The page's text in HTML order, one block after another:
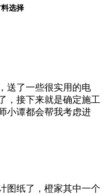
选择
送了一些很实用的电
，接下来就是确定施工
小谭都会帮我考虑进
图纸了，橙家其中一个